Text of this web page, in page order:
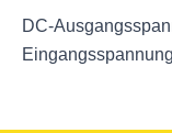
DC-